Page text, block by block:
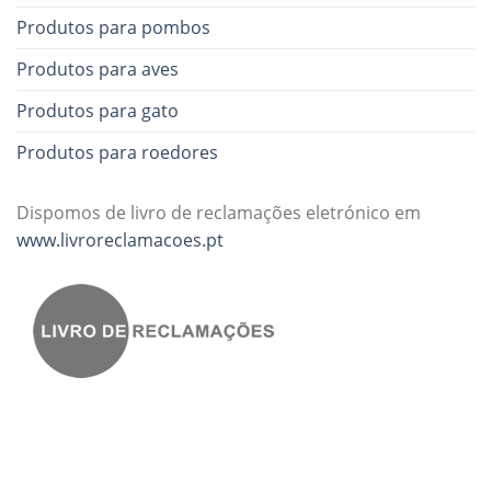
Produtos para pombos
Produtos para aves
Produtos para gato
Produtos para roedores
Dispomos de livro de reclamações eletrónico em
www.livroreclamacoes.pt